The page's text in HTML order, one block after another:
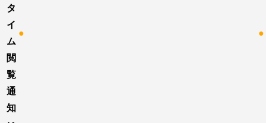
タ
イ
ム
閲
覧
通
知
● ●